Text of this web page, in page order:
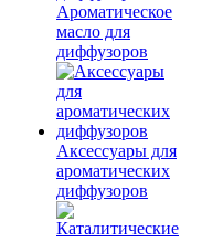
Ароматическое
масло для
диффузоров
Аксессуары для
ароматических
диффузоров